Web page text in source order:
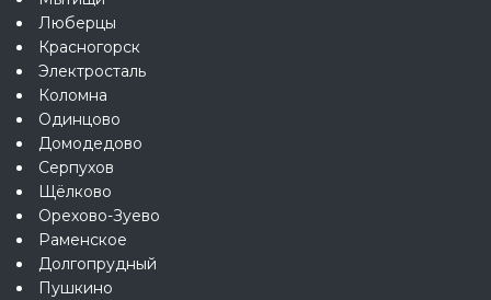
Люберцы
Красногорск
Электросталь
Коломна
Одинцово
Домодедово
Серпухов
Щёлково
Орехово-Зуево
Раменское
Долгопрудный
Пушкино